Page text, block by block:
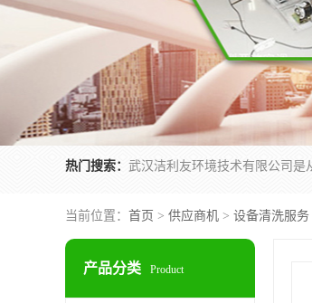
热门搜索：
当前位置： 首页 > 供应商机 > 设备清洗服务
产品分类 Product